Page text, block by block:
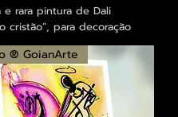
e rara pintura de Dali
cristão”, para decoração
® GoianArte